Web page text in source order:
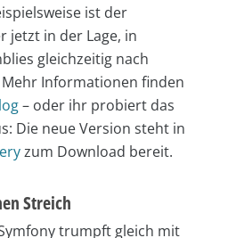
ist der
jetzt in der Lage, in
gleichzeitig nach
Informationen finden
– oder ihr probiert das
Die neue Version steht in
zum Download bereit.
Streich
trumpft gleich mit